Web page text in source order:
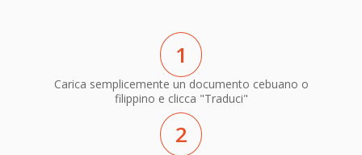
1
Carica semplicemente un documento cebuano o
filippino e clicca "Traduci"
2